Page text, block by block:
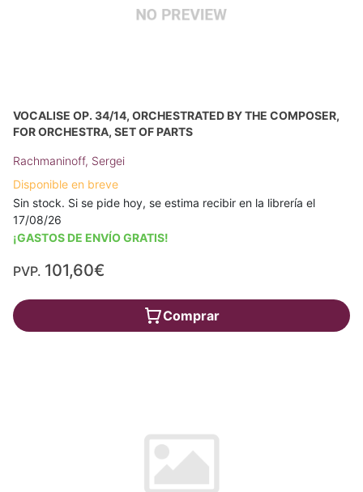
VOCALISE OP. 34/14, ORCHESTRATED BY THE COMPOSER,
FOR ORCHESTRA, SET OF PARTS
Rachmaninoff, Sergei
Disponible en breve
Sin stock. Si se pide hoy, se estima recibir en la librería el
17/08/26
¡GASTOS DE ENVÍO GRATIS!
PVP. 101,60€
Comprar